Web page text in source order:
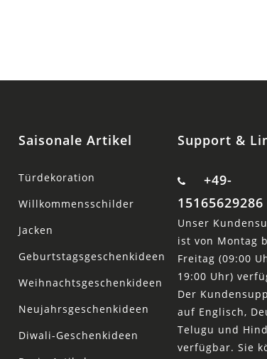
Saisonale Artikel
Türdekoration
Willkommensschilder
Jacken
Geburtstagsgeschenkideen
Weihnachtsgeschenkideen
Neujahrsgeschenkideen
Diwali-Geschenkideen
Support &
+49-
15165629286
Unser
ist von Montag
Freitag (09:00
19:00 Uhr)
Der
auf Englisch,
Telugu und
verfügbar. Sie